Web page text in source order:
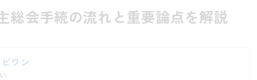
総会手続の流れと重要論点を解説
ワン